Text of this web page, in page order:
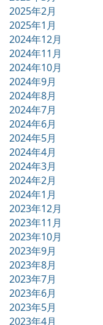
2025年2月
2025年1月
2024年12月
2024年11月
2024年10月
2024年9月
2024年8月
2024年7月
2024年6月
2024年5月
2024年4月
2024年3月
2024年2月
2024年1月
2023年12月
2023年11月
2023年10月
2023年9月
2023年8月
2023年7月
2023年6月
2023年5月
2023年4月